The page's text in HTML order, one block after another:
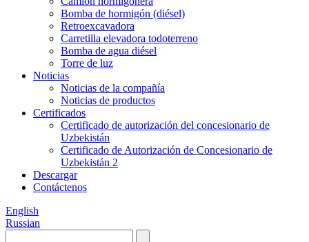
Bomba de hormigón (diésel)
Retroexcavadora
Carretilla elevadora todoterreno
Bomba de agua diésel
Torre de luz
Noticias
Noticias de la compañía
Noticias de productos
Certificados
Certificado de autorización del concesionario de
Uzbekistán
Certificado de Autorización de Concesionario de
Uzbekistán 2
Descargar
Contáctenos
English
Russian